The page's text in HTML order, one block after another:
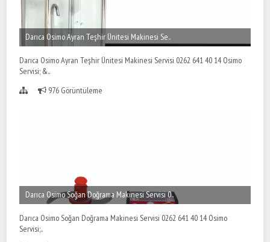
Darıca Osimo Ayran Teşhir Ünitesi Makinesi Se..
Darıca Osimo Ayran Teşhir Ünitesi Makinesi Servisi 0262 641 40 14 Osimo
Servisi; &..
976 Görüntüleme
Darıca Osimo Soğan Doğrama Makinesi Servisi 0..
Darıca Osimo Soğan Doğrama Makinesi Servisi 0262 641 40 14 Osimo
Servisi;..